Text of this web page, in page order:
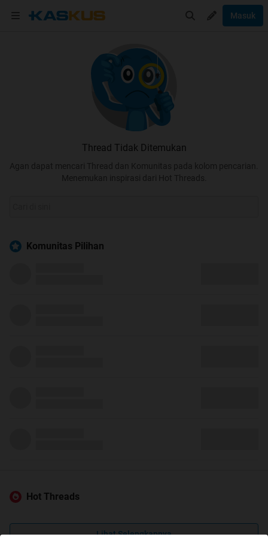
Masuk
Thread Tidak Ditemukan
Agan dapat mencari Thread dan Komunitas pada kolom pencarian.
Menemukan inspirasi dari Hot Threads.
Komunitas Pilihan
Hot Threads
Lihat Selengkapnya